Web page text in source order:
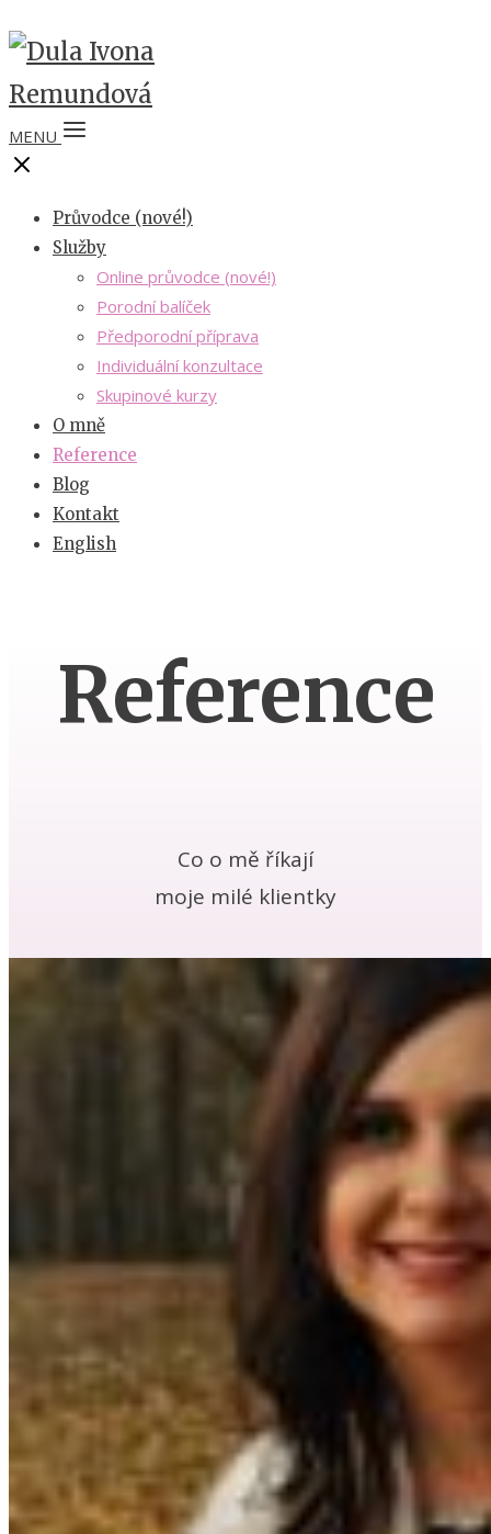
MENU
Průvodce (nové!)
Služby
Online průvodce (nové!)
Porodní balíček
Předporodní příprava
Individuální konzultace
Skupinové kurzy
O mně
Reference
Blog
Kontakt
English
Reference
Co o mě říkají
moje milé klientky